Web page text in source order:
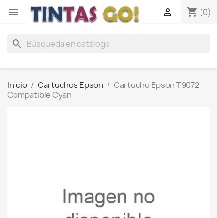
 shopping_cart (0)

search
Inicio Cartuchos Epson
Cartucho Epson T9072
Compatible Cyan